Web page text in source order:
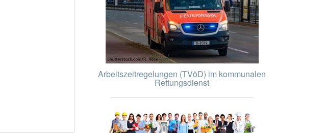
Arbeitszeitregelungen (TVöD) im kommunalen
Rettungsdienst